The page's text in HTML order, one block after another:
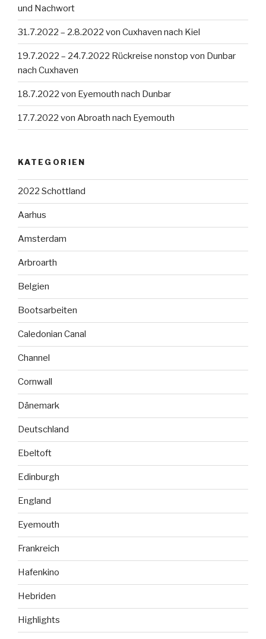
und Nachwort
31.7.2022 – 2.8.2022 von Cuxhaven nach Kiel
19.7.2022 – 24.7.2022 Rückreise nonstop von Dunbar
nach Cuxhaven
18.7.2022 von Eyemouth nach Dunbar
17.7.2022 von Abroath nach Eyemouth
KATEGORIEN
2022 Schottland
Aarhus
Amsterdam
Arbroarth
Belgien
Bootsarbeiten
Caledonian Canal
Channel
Cornwall
Dänemark
Deutschland
Ebeltoft
Edinburgh
England
Eyemouth
Frankreich
Hafenkino
Hebriden
Highlights